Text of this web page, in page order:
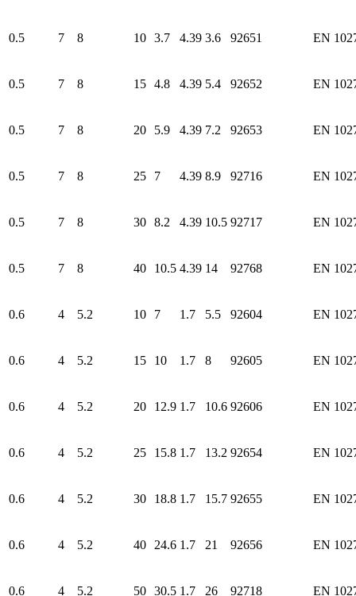
0.5 7 8 10 3.7 4.39 3.6 92651 EN
0.5 7 8 15 4.8 4.39 5.4 92652 EN
0.5 7 8 20 5.9 4.39 7.2 92653 EN
0.5 7 8 25 7 4.39 8.9 92716 EN
0.5 7 8 30 8.2 4.39 10.5 92717 EN
0.5 7 8 40 10.5 4.39 14 92768 EN
0.6 4 5.2 10 7 1.7 5.5 92604 EN
0.6 4 5.2 15 10 1.7 8 92605 EN
0.6 4 5.2 20 12.9 1.7 10.6 92606 EN
0.6 4 5.2 25 15.8 1.7 13.2 92654 EN
0.6 4 5.2 30 18.8 1.7 15.7 92655 EN
0.6 4 5.2 40 24.6 1.7 21 92656 EN
0.6 4 5.2 50 30.5 1.7 26 92718 EN